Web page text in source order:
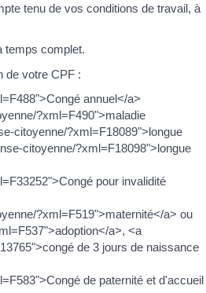
tenu de vos conditions de travail, à
temps complet.
de votre CPF :
annuel</a>
?xml=F490">maladie
citoyenne/?xml=F18089">longue
citoyenne/?xml=F18098">longue
pour invalidité
?xml=F519">maternité</a> ou
a>, <a
de 3 jours de naissance
de paternité et d'accueil